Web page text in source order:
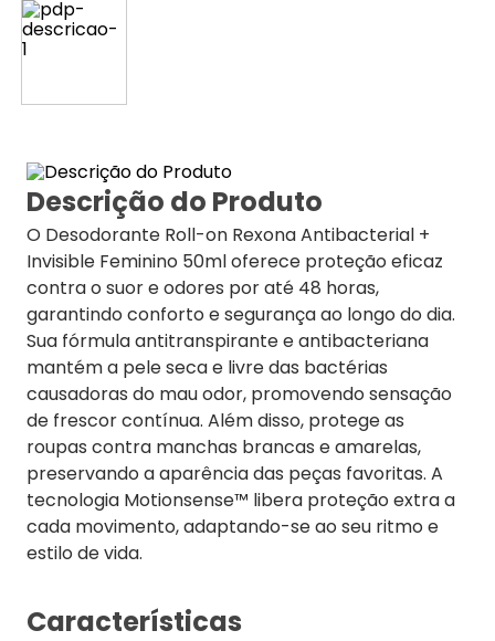
Descrição do Produto
O Desodorante Roll-on Rexona Antibacterial +
Invisible Feminino 50ml oferece proteção eficaz
contra o suor e odores por até 48 horas,
garantindo conforto e segurança ao longo do dia.
Sua fórmula antitranspirante e antibacteriana
mantém a pele seca e livre das bactérias
causadoras do mau odor, promovendo sensação
de frescor contínua. Além disso, protege as
roupas contra manchas brancas e amarelas,
preservando a aparência das peças favoritas. A
tecnologia Motionsense™ libera proteção extra a
cada movimento, adaptando-se ao seu ritmo e
estilo de vida.
Características